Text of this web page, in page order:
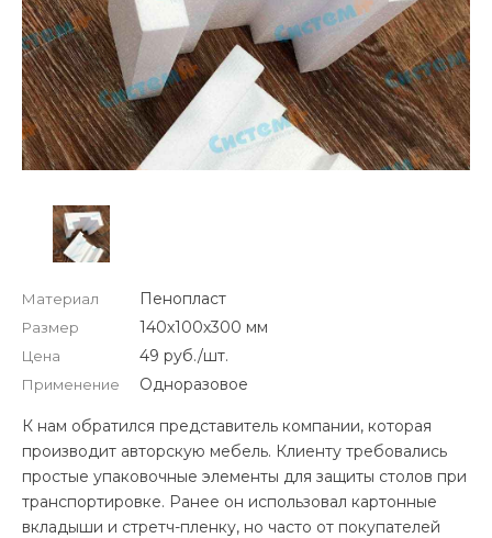
Материал
Размер
Цена
Применение
Пенопласт
140х100х300 мм
49 руб./шт.
Одноразовое
К нам обратился представитель компании, которая
производит авторскую мебель. Клиенту требовались
простые упаковочные элементы для защиты столов при
транспортировке. Ранее он использовал картонные
вкладыши и стретч-пленку, но часто от покупателей